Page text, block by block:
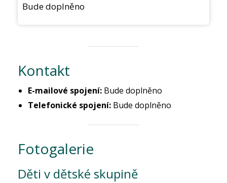
Bude doplněno
Kontakt
E-mailové spojení: Bude doplněno
Telefonické spojení: Bude doplněno
Fotogalerie
Děti v dětské skupině